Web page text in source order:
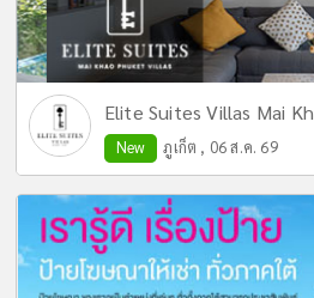
Elite Suites Villas Mai
New ภูเก็ต , 06 ส.ค. 69